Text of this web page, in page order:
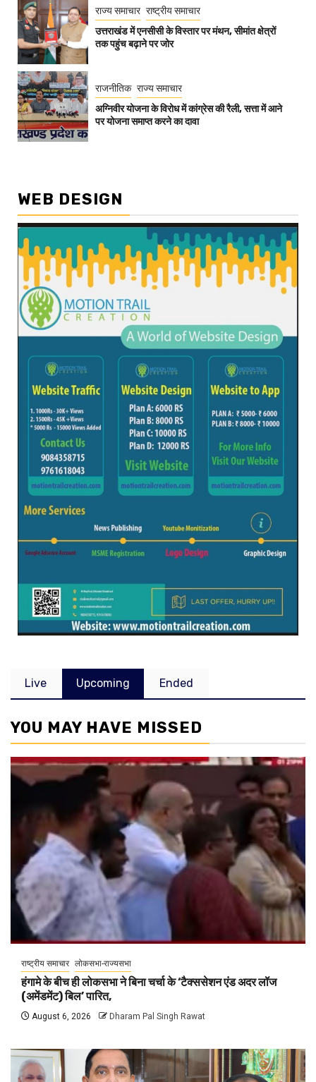
राज्य समाचार राष्ट्रीय समाचार
उत्तराखंड में एनसीसी के विस्तार पर मंथन, सीमांत क्षेत्रों
तक पहुंच बढ़ाने पर जोर
राजनीतिक राज्य समाचार
अग्निवीर योजना के विरोध में कांग्रेस की रैली, सत्ता में आने
पर योजना समाप्त करने का दावा
WEB DESIGN
Live Upcoming Ended
YOU MAY HAVE MISSED
राष्ट्रीय समाचार लोकसभा-राज्यसभा
हंगामे के बीच ही लोकसभा ने बिना चर्चा के ‘टैक्ससेशन एंड अदर लॉज
(अमेंडमेंट) बिल’ पारित,
August 6, 2026 Dharam Pal Singh Rawat